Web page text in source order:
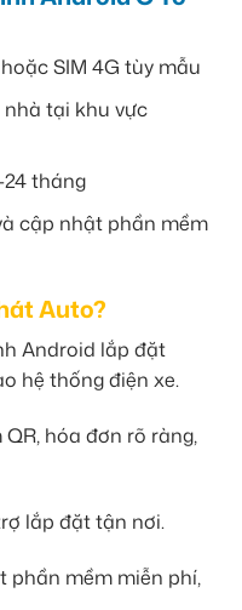
SIM 4G tùy mẫu
tại khu vực
tháng
cập nhật phần mềm
Auto?
Android lắp đặt
hệ thống điện xe.
QR, hóa đơn rõ ràng,
lắp đặt tận nơi.
phần mềm miễn phí,